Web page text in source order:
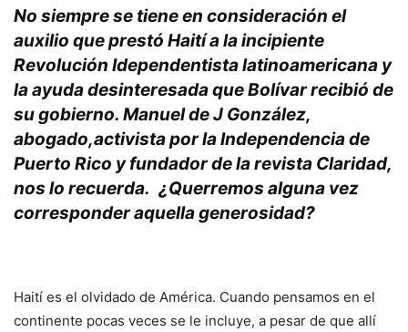
No siempre se tiene en consideración el
auxilio que prestó Haití a la incipiente
Revolución Idependentista latinoamericana y
la ayuda desinteresada que Bolívar recibió de
su gobierno. Manuel de J González,
abogado,activista por la Independencia de
Puerto Rico y fundador de la revista Claridad,
nos lo recuerda. ¿Querremos alguna vez
corresponder aquella generosidad?
Haití es el olvidado de América. Cuando pensamos en el
continente pocas veces se le incluye, a pesar de que allí